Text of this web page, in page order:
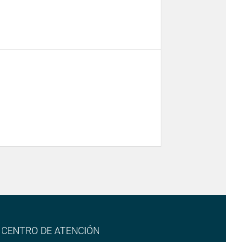
CENTRO DE ATENCIÓN